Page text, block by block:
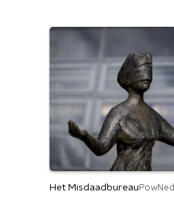
Het Misdaadbureau PowNed